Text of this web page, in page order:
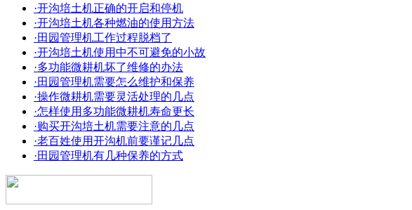
·开沟培土机正确的开启和停机
·开沟培土机各种燃油的使用方法
·田园管理机工作过程脱档了
·开沟培土机使用中不可避免的小故
·多功能微耕机坏了维修的办法
·田园管理机需要怎么维护和保养
·操作微耕机需要灵活处理的几点
·怎样使用多功能微耕机寿命更长
·购买开沟培土机需要注意的几点
·老百姓使用开沟机前要谨记几点
·田园管理机有几种保养的方式